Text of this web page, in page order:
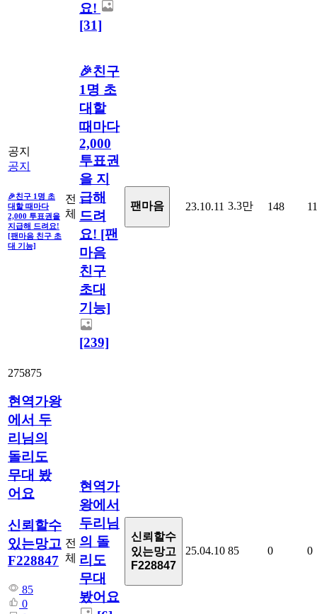
요!
[31]
공지
공지
🎉친구 1명 초
대할 때마다
2,000 투표권을
지급해 드려요!
[팬마음 친구 초
대 기능]
전
체
🎉친구
1명 초
대할
때마다
2,000
투표권
을 지
급해
드려
요! [팬
마음
친구
초대
기능]
[239]
팬마음 23.10.11 3.3만 148 11
275875
현역가왕
에서 두
리님의
돌리도
무대 봤
어요
신뢰할수
있는망고
F228847
85
0
전
체
현역가
왕에서
두리님
의 돌
리도
무대
봤어요
신뢰할수
있는망고
F228847
25.04.10 85 0 0